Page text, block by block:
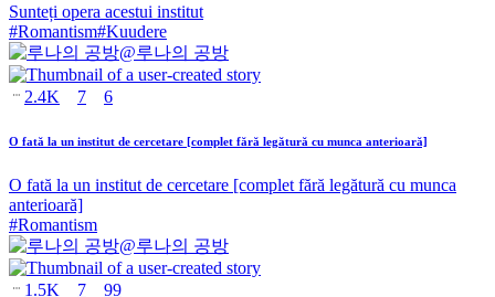
Sunteți opera acestui institut
#Romantism#Kuudere
@루나의 공방
2.4K 7 6
O fată la un institut de cercetare [complet fără legătură cu munca anterioară]
O fată la un institut de cercetare [complet fără legătură cu munca
anterioară]
#Romantism
@루나의 공방
1.5K 7 99